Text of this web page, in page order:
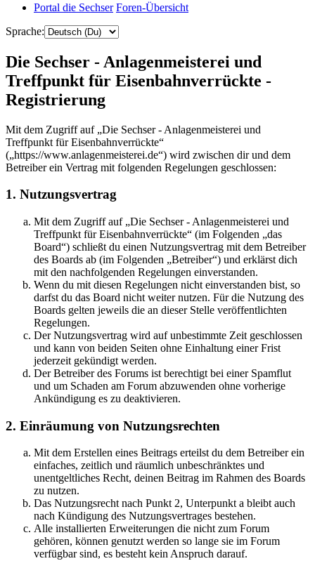
Portal die Sechser Foren-Übersicht
Sprache:
Die Sechser - Anlagenmeisterei und
Treffpunkt für Eisenbahnverrückte -
Registrierung
Mit dem Zugriff auf „Die Sechser - Anlagenmeisterei und
Treffpunkt für Eisenbahnverrückte“
(„https://www.anlagenmeisterei.de“) wird zwischen dir und dem
Betreiber ein Vertrag mit folgenden Regelungen geschlossen:
1. Nutzungsvertrag
Mit dem Zugriff auf „Die Sechser - Anlagenmeisterei und
Treffpunkt für Eisenbahnverrückte“ (im Folgenden „das
Board“) schließt du einen Nutzungsvertrag mit dem Betreiber
des Boards ab (im Folgenden „Betreiber“) und erklärst dich
mit den nachfolgenden Regelungen einverstanden.
Wenn du mit diesen Regelungen nicht einverstanden bist, so
darfst du das Board nicht weiter nutzen. Für die Nutzung des
Boards gelten jeweils die an dieser Stelle veröffentlichten
Regelungen.
Der Nutzungsvertrag wird auf unbestimmte Zeit geschlossen
und kann von beiden Seiten ohne Einhaltung einer Frist
jederzeit gekündigt werden.
Der Betreiber des Forums ist berechtigt bei einer Spamflut
und um Schaden am Forum abzuwenden ohne vorherige
Ankündigung es zu deaktivieren.
2. Einräumung von Nutzungsrechten
Mit dem Erstellen eines Beitrags erteilst du dem Betreiber ein
einfaches, zeitlich und räumlich unbeschränktes und
unentgeltliches Recht, deinen Beitrag im Rahmen des Boards
zu nutzen.
Das Nutzungsrecht nach Punkt 2, Unterpunkt a bleibt auch
nach Kündigung des Nutzungsvertrages bestehen.
Alle installierten Erweiterungen die nicht zum Forum
gehören, können genutzt werden so lange sie im Forum
verfügbar sind, es besteht kein Anspruch darauf.